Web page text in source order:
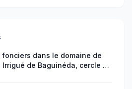
dans le domaine de
Irrigué de Baguinéda, cercle de